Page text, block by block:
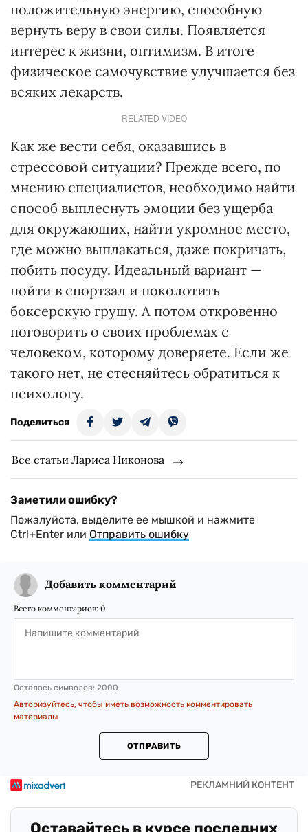
положительную энергию, способную
вернуть веру в свои силы. Появляется
интерес к жизни, оптимизм. В итоге
физическое самочувствие улучшается без
всяких лекарств.
RELATED VIDEO
Как же вести себя, оказавшись в
стрессовой ситуации? Прежде всего, по
мнению специалистов, необходимо найти
способ выплеснуть эмоции без ущерба
для окружающих, найти укромное место,
где можно выплакаться, даже покричать,
побить посуду. Идеальный вариант —
пойти в спортзал и поколотить
боксерскую грушу. А потом откровенно
поговорить о своих проблемах с
человеком, которому доверяете. Если же
такого нет, не стесняйтесь обратиться к
психологу.
Поделиться
Все статьи Лариса Никонова
Заметили ошибку?
Пожалуйста, выделите ее мышкой и нажмите
Ctrl+Enter или Отправить ошибку
Добавить комментарий
Всего комментариев: 0
Осталось символов: 2000
Авторизуйтесь, чтобы иметь возможность комментировать
материалы
ОТПРАВИТЬ
Оставайтесь в курсе последних